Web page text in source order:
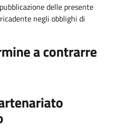
delle presente
negli obblighi di
a contrarre